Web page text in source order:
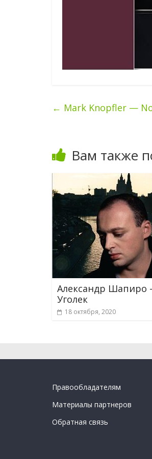
← Mark Knopfler —
Вам также
Александр Шапиро
Уголек
18 октября, 2020
Правообладателям
Материалы партнеров
Обратная связь